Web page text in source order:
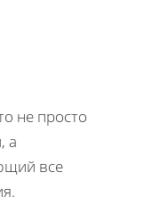
не просто
а
все